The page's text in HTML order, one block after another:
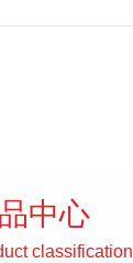
中心
classification